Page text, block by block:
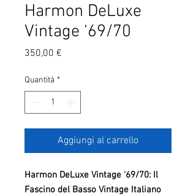
Harmon DeLuxe
Vintage ‘69/70
350,00 €
Quantità *
Aggiungi al carrello
Harmon DeLuxe Vintage ‘69/70: Il
Fascino del Basso Vintage Italiano